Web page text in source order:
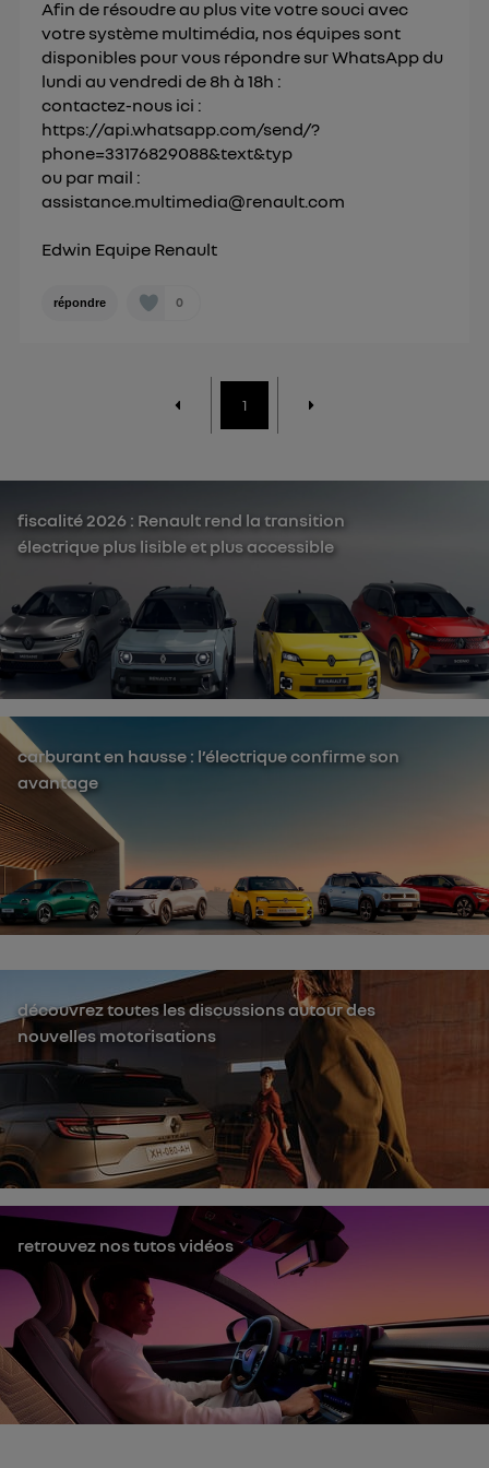
Afin de résoudre au plus vite votre souci avec
votre système multimédia, nos équipes sont
disponibles pour vous répondre sur WhatsApp du
lundi au vendredi de 8h à 18h :
contactez-nous ici :
https://api.whatsapp.com/send/?
phone=33176829088&text&typ
ou par mail :
assistance.multimedia@renault.com
Edwin Equipe Renault
répondre 0
1
fiscalité 2026 : Renault rend la transition
électrique plus lisible et plus accessible
carburant en hausse : l’électrique confirme son
avantage
découvrez toutes les discussions autour des
nouvelles motorisations
retrouvez nos tutos vidéos
personnelles d'Utiq .